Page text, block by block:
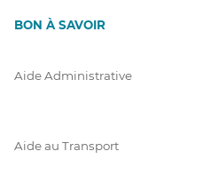
BON À SAVOIR
Aide Administrative
Aide au Transport